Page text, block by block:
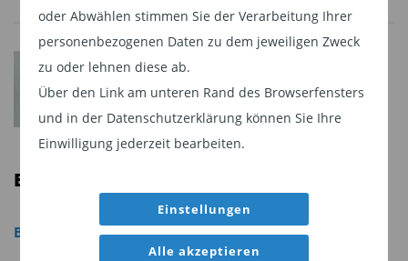
oder Abwählen stimmen Sie der Verarbeitung Ihrer
personenbezogenen Daten zu dem jeweiligen Zweck
zu oder lehnen diese ab.
Über den Link am unteren Rand des Browserfensters
und in der Datenschutzerklärung können Sie Ihre
Einwilligung jederzeit bearbeiten.
Einstellungen
Alle akzeptieren
Basel III: Banken in Verzug
Basel III Regulierung